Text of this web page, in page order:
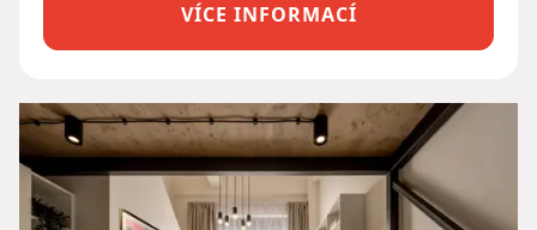
VÍCE INFORMACÍ